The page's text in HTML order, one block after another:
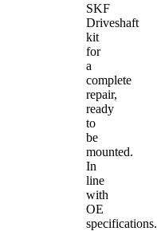
SKF
Driveshaft
kit
for
a
complete
repair,
ready
to
be
mounted.
In
line
with
OE
specifications.